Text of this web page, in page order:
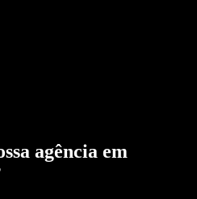
agência em